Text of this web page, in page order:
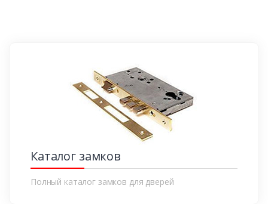
Каталог замков
Полный каталог замков для дверей